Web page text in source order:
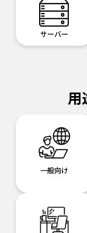
サーバー
用
一般向け